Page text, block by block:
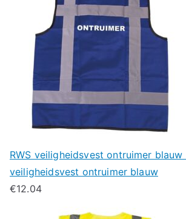
RWS veiligheidsvest ontruimer blauw
veiligheidsvest ontruimer blauw
€12.04